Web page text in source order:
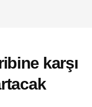
karşı